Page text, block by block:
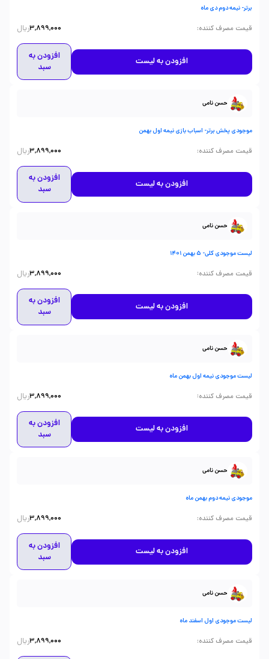
برتر- نیمه دوم دی ماه
قیمت مصرف کننده:
3,899,000ریال
افزودن به لیست
افزودن به
سبد
حسن نامی
موجودی پخش برتر- اسباب بازی نیمه اول بهمن
قیمت مصرف کننده:
3,899,000ریال
افزودن به لیست
افزودن به
سبد
حسن نامی
لیست موجودی کلی- 5 بهمن 1401
قیمت مصرف کننده:
3,899,000ریال
افزودن به لیست
افزودن به
سبد
حسن نامی
لیست موجودی نیمه اول بهمن ماه
قیمت مصرف کننده:
3,899,000ریال
افزودن به لیست
افزودن به
سبد
حسن نامی
موجودی نیمه دوم بهمن ماه
قیمت مصرف کننده:
3,899,000ریال
افزودن به لیست
افزودن به
سبد
حسن نامی
لیست موجودی اول اسفند ماه
قیمت مصرف کننده:
3,899,000ریال